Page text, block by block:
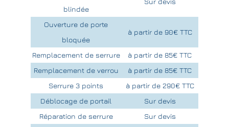
blindée
Ouverture de porte
bloquée
à partir de 90€ TTC
Remplacement de serrure
à partir de 85€ TTC
Remplacement de verrou
à partir de 85€ TTC
Serrure 3 points
à partir de 290€ TTC
Déblocage de portail
Sur devis
Réparation de serrure
Sur devis